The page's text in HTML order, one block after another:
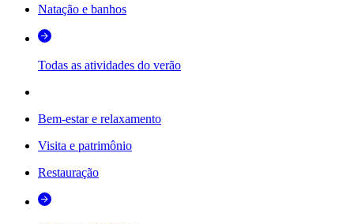
Natação e banhos
Todas as atividades do verão
Bem-estar e relaxamento
Visita e patrimônio
Restauração